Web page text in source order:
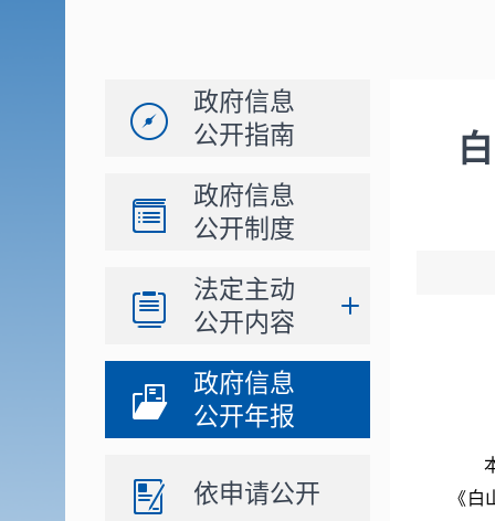
政府信息
公开指南
政府信息
公开制度
法定主动
公开内容
政府信息
公开年报
依申请公开
《